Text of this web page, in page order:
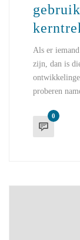
Als er
zijn, dan is
proberen
0